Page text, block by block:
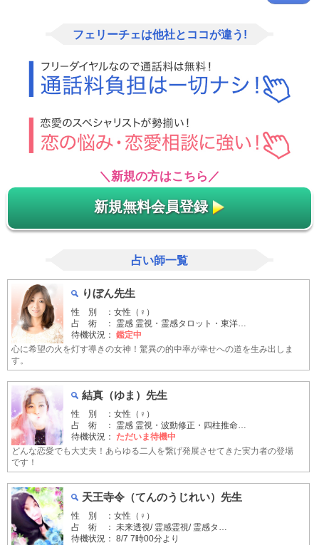
フェリーチェは他社とココが違う!
＼新規の方はこちら／
新規無料会員登録
占い師一覧
りぼん先生
性 別 ：女性（♀）
占 術 ： 霊感 霊視・霊感タロット・東洋…
待機状況： 鑑定中
心に希望の火を灯す導きの女神！驚異の的中率が幸せへの道を生み出しま
す。
結真（ゆま）先生
性 別 ：女性（♀）
占 術 ： 霊感 霊視・波動修正・四柱推命…
待機状況： ただいま待機中
どんな恋愛でも大丈夫！あらゆる二人を繋げ発展させてきた実力者の登場
です！
天王寺令（てんのうじれい）先生
性 別 ：女性（♀）
占 術 ： 未来透視/ 霊感霊視/ 霊感タ…
待機状況： 8/7 7時00分より